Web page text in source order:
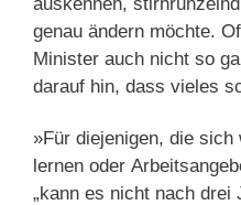
genau ändern möchte.
Minister auch nicht so
darauf hin, dass vieles
»Für diejenigen, die
lernen oder
„kann es nicht nach drei